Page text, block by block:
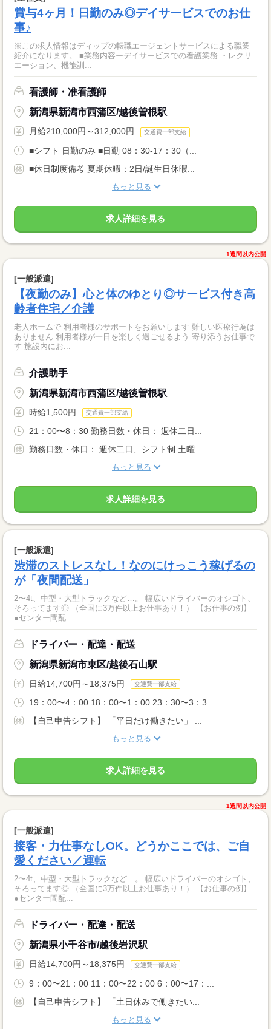
賞与4ヶ月！日勤のみ◎デイサービスでのお仕
事♪
※この求人情報はディップの転職エージェントサービスによる職業
紹介になります。 ■業務内容ーデイサービスでの看護業務 ・レクリ
エーション、機能訓...
看護師・准看護師
新潟県新潟市西蒲区/越後曽根駅
月給210,000円～312,000円 交通費一部支給
■シフト 日勤のみ ■日勤 08：30-17：30（...
■休日制度備考 夏期休暇：2日/誕生日休暇...
もっと見る
求人詳細を見る
1週間以内公開
[一般派遣]
【夜勤のみ】心と体のゆとり◎サービス付き高
齢者住宅／介護
老人ホームで 利用者様のサポートをお願いします 難しい医療行為は
ありません 利用者様が一日を楽しく過ごせるよう 寄り添うお仕事で
す 施設内にお...
介護助手
新潟県新潟市西蒲区/越後曽根駅
時給1,500円 交通費一部支給
21：00〜8：30 勤務日数・休日： 週休二日...
勤務日数・休日： 週休二日、シフト制 土曜...
もっと見る
求人詳細を見る
[一般派遣]
渋滞のストレスなし！なのにけっこう稼げるの
が「夜間配送」
2〜4t、中型・大型トラックなど…。 幅広いドライバーのオシゴト、
そろってます◎ （全国に3万件以上お仕事あり！） 【お仕事の例】
●センター間配...
ドライバー・配達・配送
新潟県新潟市東区/越後石山駅
日給14,700円～18,375円 交通費一部支給
19：00〜4：00 18：00〜1：00 23：30〜3：3...
【自己申告シフト】 「平日だけ働きたい」 ...
もっと見る
求人詳細を見る
1週間以内公開
[一般派遣]
接客・力仕事なしOK。どうかここでは、ご自
愛ください／運転
2〜4t、中型・大型トラックなど…。 幅広いドライバーのオシゴト、
そろってます◎ （全国に3万件以上お仕事あり！） 【お仕事の例】
●センター間配...
ドライバー・配達・配送
新潟県小千谷市/越後岩沢駅
日給14,700円～18,375円 交通費一部支給
9：00〜21：00 11：00〜22：00 6：00〜17：...
【自己申告シフト】 「土日休みで働きたい...
もっと見る